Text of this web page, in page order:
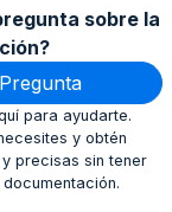
sobre la
para ayudarte.
y obtén
precisas sin tener